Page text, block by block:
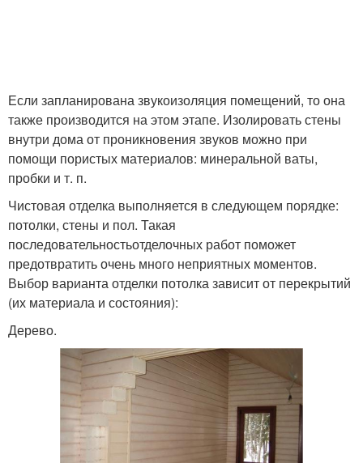
Если запланирована звукоизоляция помещений, то она
также производится на этом этапе. Изолировать стены
внутри дома от проникновения звуков можно при
помощи пористых материалов: минеральной ваты,
пробки и т. п.
Чистовая отделка выполняется в следующем порядке:
потолки, стены и пол. Такая
последовательностьотделочных работ поможет
предотвратить очень много неприятных моментов.
Выбор варианта отделки потолка зависит от перекрытий
(их материала и состояния):
Дерево.